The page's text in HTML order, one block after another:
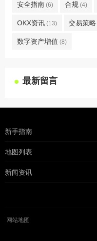
安全指南 (6) 合规 (4)
OKX资讯 (13) 交易策略
数字资产增值 (8)
最新留言
新手指南
购买流程
地图列表
最新文章
新闻资讯
媒体新闻
网站地图